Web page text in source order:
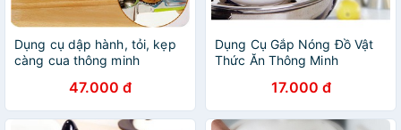
Dụng cụ dập hành, tỏi, kẹp
càng cua thông minh
47.000 đ
Dụng Cụ Gắp Nóng Đồ Vật
Thức Ăn Thông Minh
17.000 đ